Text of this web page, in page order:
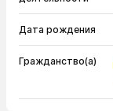
Дата рождения
Гражданство(а)